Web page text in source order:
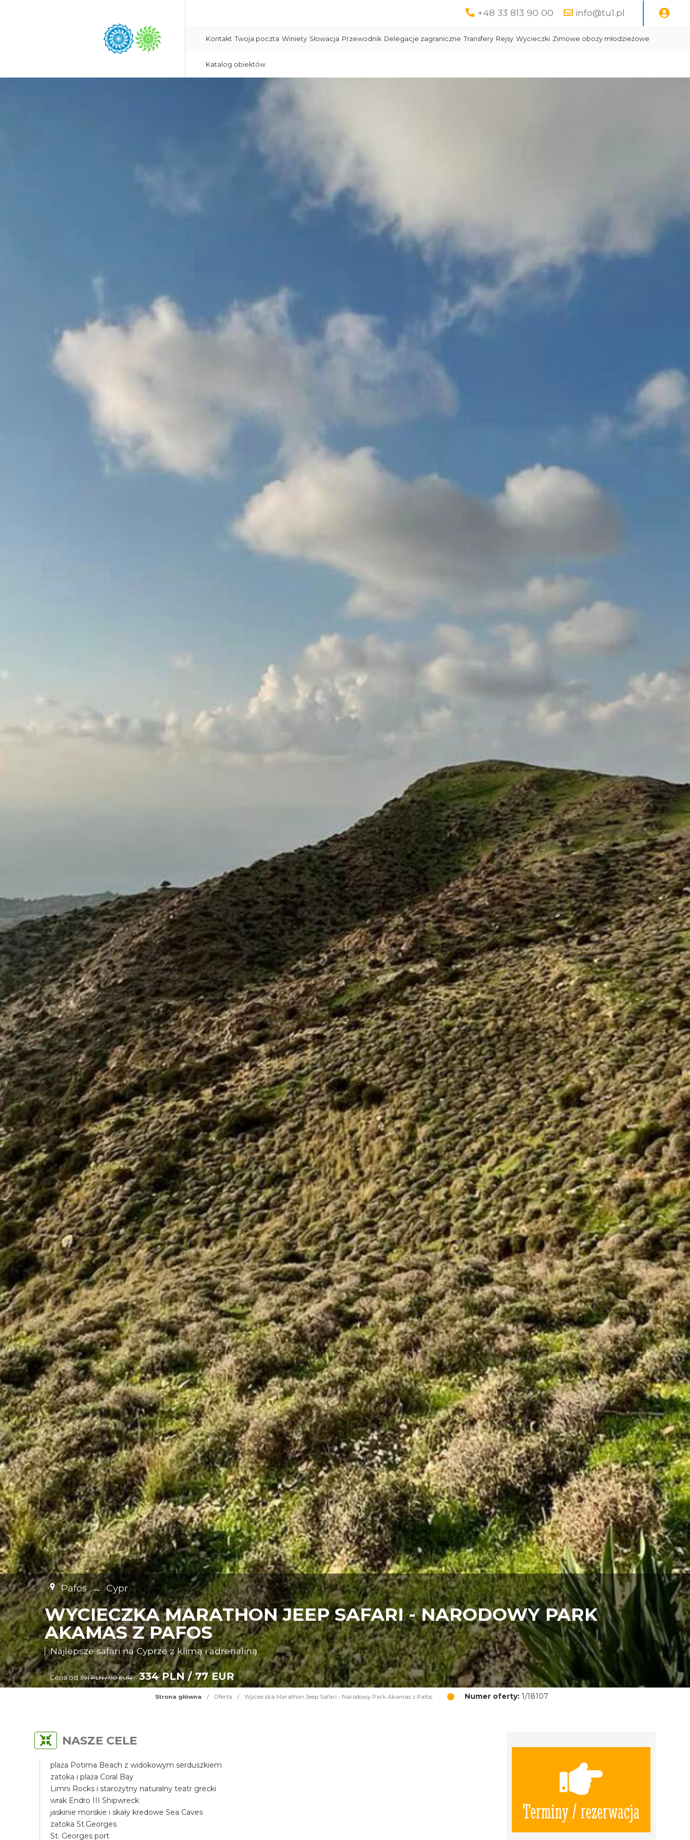
+48 33 813 90 00 info@tu1.pl
Kontakt Twoja poczta Winiety Słowacja Przewodnik Delegacje zagraniczne Transfery Rejsy Wycieczki Zimowe obozy młodzieżowe
Katalog obiektów
Pafos → Cypr
WYCIECZKA MARATHON JEEP SAFARI - NARODOWY PARK
AKAMAS Z PAFOS
Najlepsze safari na Cyprze z klimą i adrenaliną
Cena od 391 PLN / 90 EUR 334 PLN / 77 EUR
Strona główna / Oferta / Wycieczka Marathon Jeep Safari - Narodowy Park Akamas z Pafos Numer oferty:1/18107
Terminy / rezerwacja
NASZE CELE
plaża Potima Beach z widokowym serduszkiem
zatoka i plaża Coral Bay
Limni Rocks i starożytny naturalny teatr grecki
wrak Endro III Shipwreck
jaskinie morskie i skały kredowe Sea Caves
zatoka St.Georges
St. Georges port